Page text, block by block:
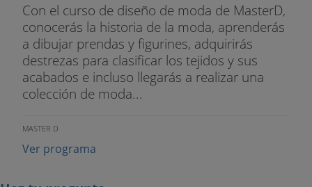
Con el curso de diseño de moda de MasterD,
conocerás la historia de la moda, aprenderás
a dibujar prendas y figurines, adquirirás
destrezas para clasificar los tejidos y sus
acabados e incluso llegarás a realizar una
colección de moda...
MASTER D
Ver programa